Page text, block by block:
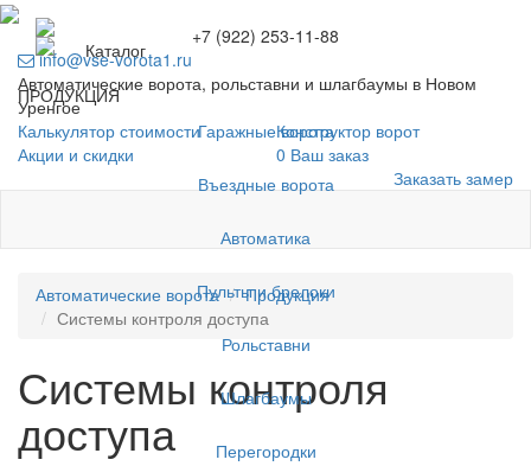
Каталог
ПРОДУКЦИЯ
Гаражные ворота
Въездные ворота
Автоматика
Пульты и брелоки
Рольставни
Шлагбаумы
Перегородки
+7 (922) 253-11-88
info@vse-vorota1.ru
Автоматические ворота, рольставни и шлагбаумы в Новом
Уренгое
Калькулятор стоимости
Конструктор ворот
Акции и скидки
0 Ваш заказ
Заказать замер
Автоматические ворота
Продукция
Системы контроля доступа
Системы контроля
доступа